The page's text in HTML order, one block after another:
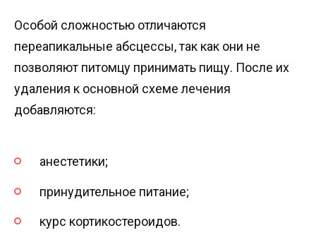
Особой сложностью отличаются
переапикальные абсцессы, так как они не
позволяют питомцу принимать пищу. После их
удаления к основной схеме лечения
добавляются:
анестетики;
принудительное питание;
курс кортикостероидов.